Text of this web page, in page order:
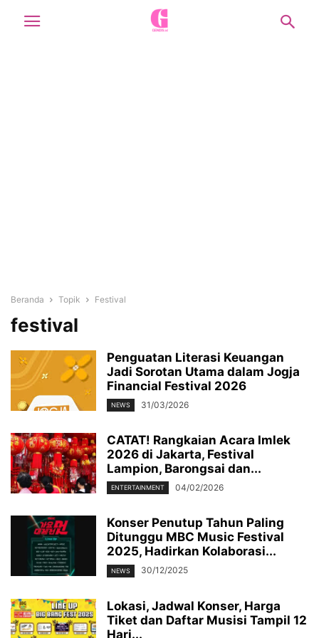
Beranda Topik Festival
festival
Penguatan Literasi Keuangan
Jadi Sorotan Utama dalam Jogja
Financial Festival 2026
NEWS 31/03/2026
CATAT! Rangkaian Acara Imlek
2026 di Jakarta, Festival
Lampion, Barongsai dan...
ENTERTAINMENT 04/02/2026
Konser Penutup Tahun Paling
Ditunggu MBC Music Festival
2025, Hadirkan Kolaborasi...
NEWS 30/12/2025
Lokasi, Jadwal Konser, Harga
Tiket dan Daftar Musisi Tampil 12
Hari...